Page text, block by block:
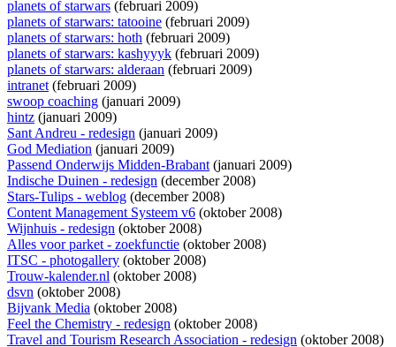
planets of starwars (februari 2009)
planets of starwars: tatooine (februari 2009)
planets of starwars: hoth (februari 2009)
planets of starwars: kashyyyk (februari 2009)
planets of starwars: alderaan (februari 2009)
intranet(februari 2009)
swoop coaching (januari 2009)
hintz (januari 2009)
Sant Andreu - redesign (januari 2009)
God Mediation (januari 2009)
Passend Onderwijs Midden-Brabant(januari 2009)
Indische Duinen - redesign (december 2008)
Stars-Tulips - weblog (december 2008)
Content Management Systeem v6 (oktober 2008)
Wijnhuis - redesign (oktober 2008)
Alles voor parket - zoekfunctie (oktober 2008)
ITSC - photogallery (oktober 2008)
Trouw-kalender.nl (oktober 2008)
dsvn (oktober 2008)
Bijvank Media (oktober 2008)
Feel the Chemistry - redesign (oktober 2008)
Travel and Tourism Research Association - redesign (oktober 2008)